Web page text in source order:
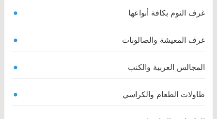
غرف النوم بكافة أنواعها
غرف المعيشة والصالونات
المجالس العربية والكنب
طاولات الطعام والكراسي